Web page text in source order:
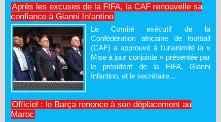
Après les excuses de la FIFA, la CAF renouvelle sa
confiance à Gianni Infantino
Le Comité exécutif de la
Confédération africaine de football
(CAF) a approuvé à l'unanimité la «
Mise à jour conjointe » présentée par
le président de la FIFA, Gianni
Infantino, et le secrétaire...
Officiel : le Barça renonce à son déplacement au
Maroc